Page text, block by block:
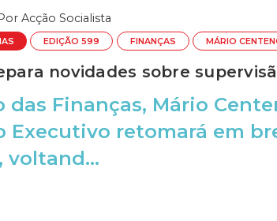
Acção Socialista
EDIÇÃO 599 FINANÇAS MÁRIO
novidades sobre
das Finanças, Mário
Executivo retomará em
voltand...